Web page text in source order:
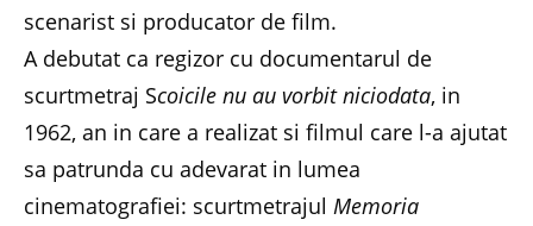
scenarist si producator de film.
A debutat ca regizor cu documentarul de
scurtmetraj Scoicile nu au vorbit niciodata, in
1962, an in care a realizat si filmul care l-a ajutat
sa patrunda cu adevarat in lumea
cinematografiei: scurtmetrajul Memoria